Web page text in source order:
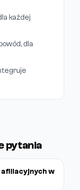
każdej
dla
pytania
afiliacyjnych w